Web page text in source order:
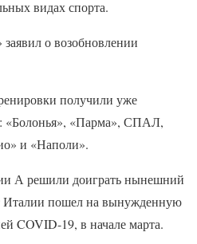
видах спорта.
о возобновлении
получили уже
«Болонья», «Парма», СПАЛ,
и «Наполи».
А решили доиграть нынешний
Италии пошел на вынужденную
COVID-19, в начале марта.